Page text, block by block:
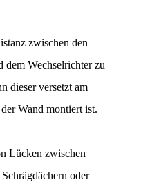
zwischen den
dem Wechselrichter zu
dieser versetzt am
Wand montiert ist.
Lücken zwischen
oder